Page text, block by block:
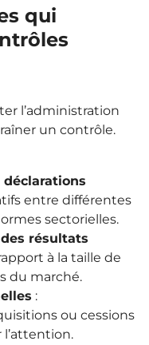
qui
l’administration
un contrôle.
déclarations
entre différentes
sectorielles.
résultats
à la taille de
du marché.
:
ou cessions